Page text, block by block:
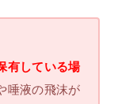
有している場
唾液の飛沫が